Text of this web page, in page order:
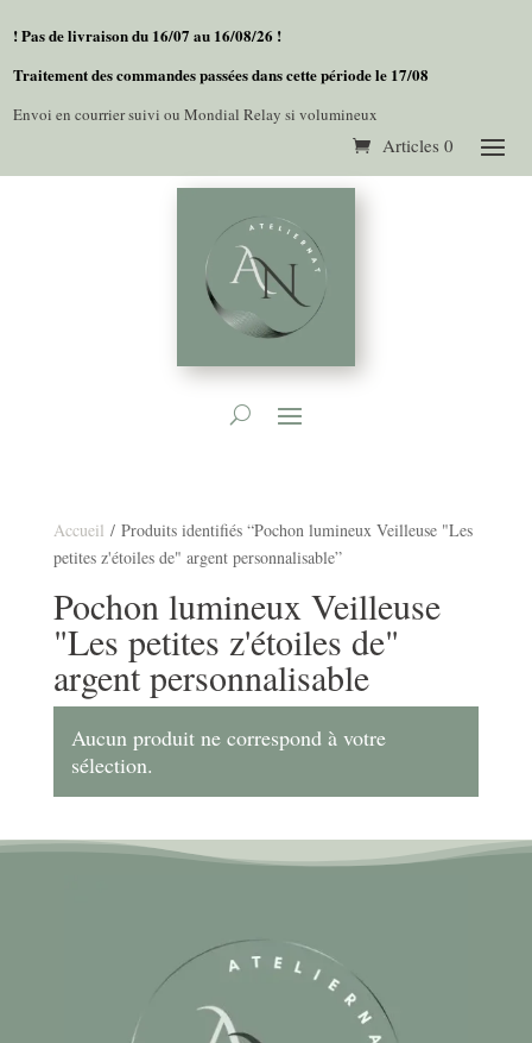
! Pas de livraison du 16/07 au 16/08/26 !
Traitement des commandes passées dans cette période le 17/08
Envoi en courrier suivi ou Mondial Relay si volumineux
Articles 0
Accueil / Produits identifiés “Pochon lumineux Veilleuse "Les
petites z'étoiles de" argent personnalisable”
Pochon lumineux Veilleuse
"Les petites z'étoiles de"
argent personnalisable
Aucun produit ne correspond à votre
sélection.